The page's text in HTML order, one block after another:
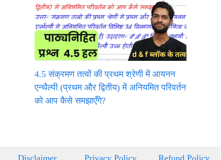
4.5 संक्रमण तत्वों की प्रथम श्रेणी में आयनन
एन्थैल्पी (प्रथम और द्वितीय) में अनियमित परिवर्तन
को आप कैसे समझाएँगे?
Disclaimer Privacy Policy Refund Policy